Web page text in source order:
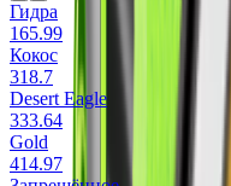
Гидра
165.99
Кокос
318.7
Desert Eagle
333.64
Gold
414.97